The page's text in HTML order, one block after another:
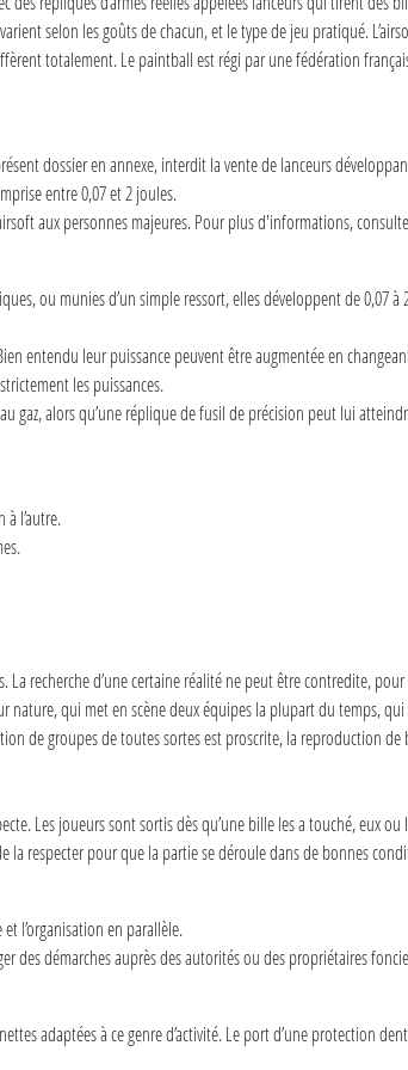
selon les goûts de chacun, et le type de jeu pratiqué.
totalement. Le paintball est régi par une fédération
dossier en annexe, interdit la vente de lanceurs
entre 0,07 et 2 joules.
aux personnes majeures. Pour plus d'informations,
ou munies d’un simple ressort, elles développent de 0,07
entendu leur puissance peuvent être augmentée en
les puissances.
gaz, alors qu’une réplique de fusil de précision peut lui
l’autre.
recherche d’une certaine réalité ne peut être contredite,
qui met en scène deux équipes la plupart du temps,
de groupes de toutes sortes est proscrite, la reproduction
Les joueurs sont sortis dès qu’une bille les a touché, eux
la respecter pour que la partie se déroule dans de bonnes
l’organisation en parallèle.
des démarches auprès des autorités ou des propriétaires
adaptées à ce genre d’activité. Le port d’une protection